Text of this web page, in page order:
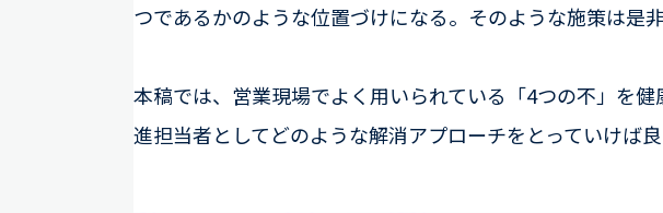
つであるかのような位置づけになる。そのような施策は是
本稿では、営業現場でよく用いられている「4つの不」を
進担当者としてどのような解消アプローチをとっていけば